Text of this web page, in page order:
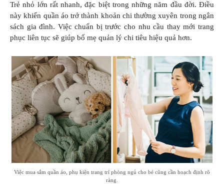
Trẻ nhỏ lớn rất nhanh, đặc biệt trong những năm đầu đời. Điều
này khiến quần áo trở thành khoản chi thường xuyên trong ngân
sách gia đình. Việc chuẩn bị trước cho nhu cầu thay mới trang
phục liên tục sẽ giúp bố mẹ quản lý chi tiêu hiệu quả hơn.
Việc mua sắm quần áo, phụ kiện trang trí phòng ngủ cho bé cũng cần hoạch định rõ
ràng.